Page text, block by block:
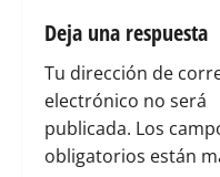
ó
n
d
e
Deja una respuesta
Tu dirección de
electrónico no será
publicada. Los
obligatorios están